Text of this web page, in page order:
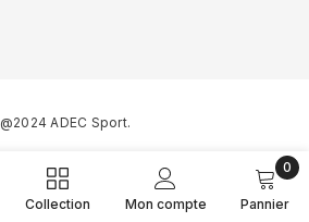
@2024 ADEC Sport.
Méthodes
de
Collection Mon compte Pannier
0